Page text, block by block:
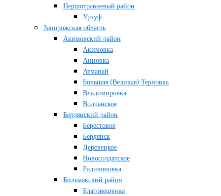
Першотравневый район
Урзуф
Запорожская область
Акимовский район
Акимовка
Анновка
Атманай
Большая (Великая) Терновка
Владимировка
Волчанское
Бердянский район
Берестовое
Бердянск
Деревецкое
Новосолдатское
Радивоновка
Бильмакский район
Благовещенка